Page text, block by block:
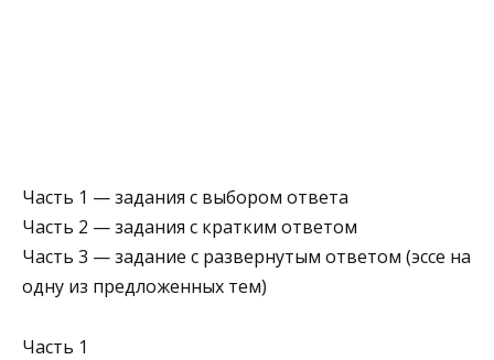
Часть 1 — задания с выбором ответа
Часть 2 — задания с кратким ответом
Часть 3 — задание с развернутым ответом (эссе на
одну из предложенных тем)
Часть 1